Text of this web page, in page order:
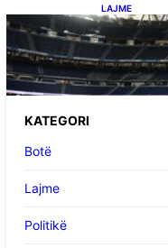
LAJME
Ish-
e
KATEGORI
Botë
Lajme
Politikë